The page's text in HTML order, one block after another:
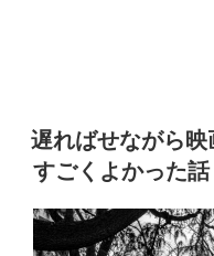
遅ればせながら
すごくよかった話